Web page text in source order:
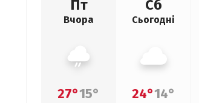
Пт
Вчора
27°15°
Сб
Сьогодні
24°14°